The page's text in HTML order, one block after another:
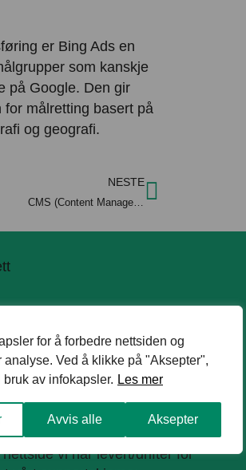
for å forbedre nettsiden og
analyse. Ved å klikke på "Aksepter",
av infokapsler. Les mer
Avvis alle Aksepter
er Bing Ads en
som kanskje
på Google. Den gir
for målretting basert på
og geografi.
NESTE
CMS (Content Management System)
vi har levert/drifter for